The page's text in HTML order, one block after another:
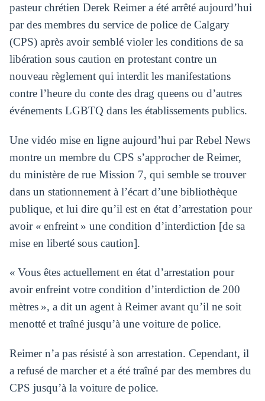
pasteur chrétien Derek Reimer a été arrêté aujourd’hui
par des membres du service de police de Calgary
(CPS) après avoir semblé violer les conditions de sa
libération sous caution en protestant contre un
nouveau règlement qui interdit les manifestations
contre l’heure du conte des drag queens ou d’autres
événements LGBTQ dans les établissements publics.
Une vidéo mise en ligne aujourd’hui par Rebel News
montre un membre du CPS s’approcher de Reimer,
du ministère de rue Mission 7, qui semble se trouver
dans un stationnement à l’écart d’une bibliothèque
publique, et lui dire qu’il est en état d’arrestation pour
avoir « enfreint » une condition d’interdiction [de sa
mise en liberté sous caution].
« Vous êtes actuellement en état d’arrestation pour
avoir enfreint votre condition d’interdiction de 200
mètres », a dit un agent à Reimer avant qu’il ne soit
menotté et traîné jusqu’à une voiture de police.
Reimer n’a pas résisté à son arrestation. Cependant, il
a refusé de marcher et a été traîné par des membres du
CPS jusqu’à la voiture de police.